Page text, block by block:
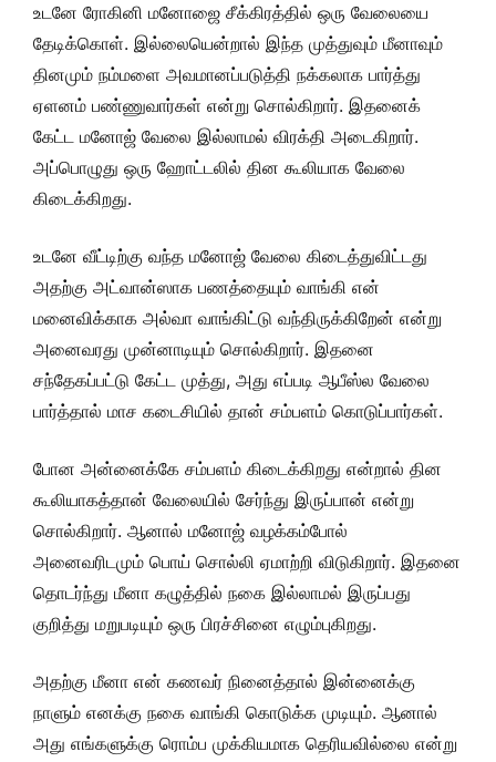
உடனே ரோகினி மனோஜை சீக்கிரத்தில் ஒரு வேலையை
தேடிக்கொள். இல்லையென்றால் இந்த முத்துவும் மீனாவும்
தினமும் நம்மளை அவமானப்படுத்தி நக்கலாக பார்த்து
ஏளனம் பண்ணுவார்கள் என்று சொல்கிறார். இதனைக்
கேட்ட மனோஜ் வேலை இல்லாமல் விரக்தி அடைகிறார்.
அப்பொழுது ஒரு ஹோட்டலில் தின கூலியாக வேலை
கிடைக்கிறது.
உடனே வீட்டிற்கு வந்த மனோஜ் வேலை கிடைத்துவிட்டது
அதற்கு அட்வான்ஸாக பணத்தையும் வாங்கி என்
மனைவிக்காக அல்வா வாங்கிட்டு வந்திருக்கிறேன் என்று
அனைவரது முன்னாடியும் சொல்கிறார். இதனை
சந்தேகப்பட்டு கேட்ட முத்து, அது எப்படி ஆபீஸ்ல வேலை
பார்த்தால் மாச கடைசியில் தான் சம்பளம் கொடுப்பார்கள்.
போன அன்னைக்கே சம்பளம் கிடைக்கிறது என்றால் தின
கூலியாகத்தான் வேலையில் சேர்ந்து இருப்பான் என்று
சொல்கிறார். ஆனால் மனோஜ் வழக்கம்போல்
அனைவரிடமும் பொய் சொல்லி ஏமாற்றி விடுகிறார். இதனை
தொடர்ந்து மீனா கழுத்தில் நகை இல்லாமல் இருப்பது
குறித்து மறுபடியும் ஒரு பிரச்சினை எழும்புகிறது.
அதற்கு மீனா என் கணவர் நினைத்தால் இன்னைக்கு
நாளும் எனக்கு நகை வாங்கி கொடுக்க முடியும். ஆனால்
அது எங்களுக்கு ரொம்ப முக்கியமாக தெரியவில்லை என்று